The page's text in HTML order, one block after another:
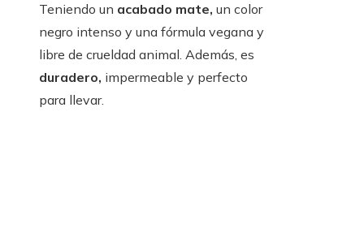
Teniendo un acabado mate, un color
negro intenso y una fórmula vegana y
libre de crueldad animal. Además, es
duradero, impermeable y perfecto
para llevar.